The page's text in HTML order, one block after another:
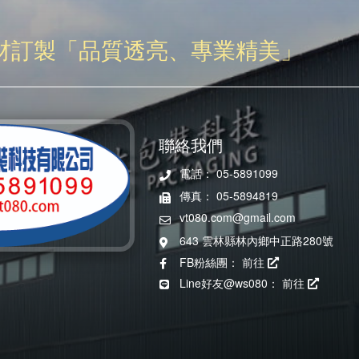
訂製「品質透亮、專業精美」
聯絡我們
電話： 05-5891099
傳真： 05-5894819
vt080.com@gmail.com
643 雲林縣林內鄉中正路280號
FB粉絲團： 前往
Line好友@ws080： 前往